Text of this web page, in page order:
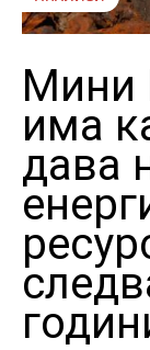
Мини
има
дава